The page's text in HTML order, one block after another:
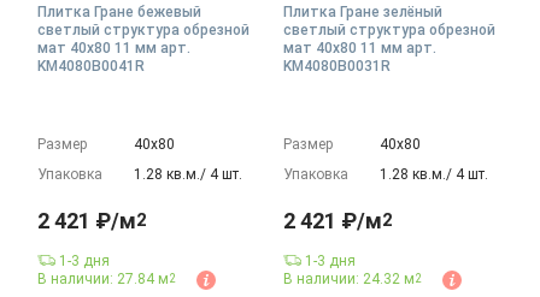
Плитка Гране бежевый
светлый структура обрезной
мат 40x80 11 мм арт.
KM4080B0041R
Размер
40х80
Упаковка
1.28 кв.м./ 4 шт.
2 421 ₽/м2
1-3 дня
В наличии: 27.84 м2
Плитка Гране зелёный
светлый структура обрезной
мат 40x80 11 мм арт.
KM4080B0031R
Размер
40х80
Упаковка
1.28 кв.м./ 4 шт.
2 421 ₽/м2
1-3 дня
В наличии: 24.32 м2